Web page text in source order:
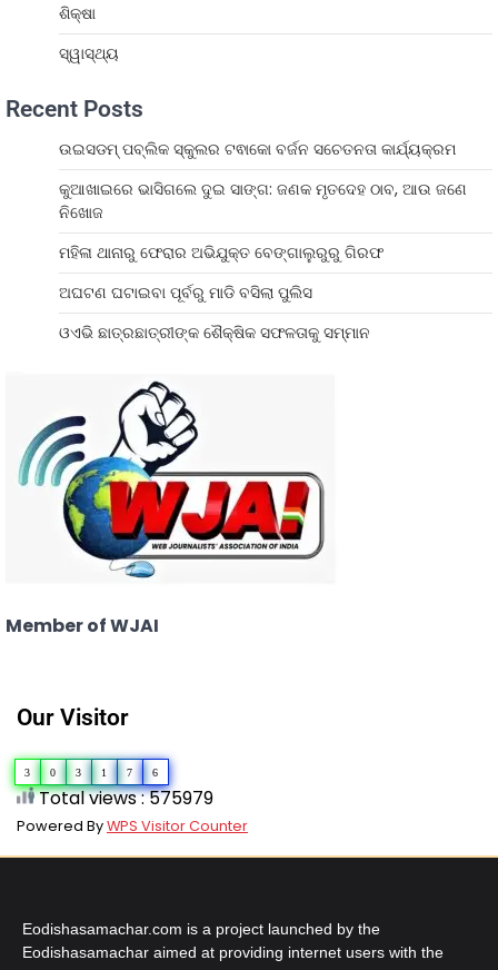
ଶିକ୍ଷା
ସ୍ୱାସ୍ଥ୍ୟ
Recent Posts
ଉଇସଡମ୍ ପବ୍ଲିକ ସ୍କୁଲର ଟଵାକୋ ବର୍ଜନ ସଚେତନତା କାର୍ଯ୍ୟକ୍ରମ
କୁଆଖାଇରେ ଭାସିଗଲେ ଦୁଇ ସାଙ୍ଗ: ଜଣକ ମୃତଦେହ ଠାବ, ଆଉ ଜଣେ
ନିଖୋଜ
ମହିଳା ଥାନାରୁ ଫେରାର ଅଭିଯୁକ୍ତ ବେଙ୍ଗାଲୁରୁରୁ ଗିରଫ
ଅଘଟଣ ଘଟାଇବା ପୂର୍ବରୁ ମାଡି ବସିଲା ପୁଲିସ
ଓଏଭି ଛାତ୍ରଛାତ୍ରୀଙ୍କ ଶୈକ୍ଷିକ ସଫଳତାକୁ ସମ୍ମାନ
Member of WJAI
Our Visitor
3 0 3 1 7 6
Total views : 575979
Powered ByWPS Visitor Counter
Eodishasamachar.com is a project launched by the
Eodishasamachar aimed at providing internet users with the